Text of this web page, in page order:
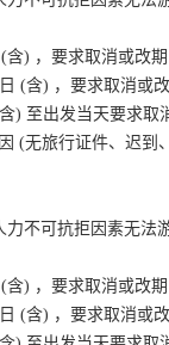
) ，要求取消或改
(含) ，要求取消或
至出发当天要求取
无旅行证件、迟到
力不可抗拒因素无
) ，要求取消或改
(含) ，要求取消或